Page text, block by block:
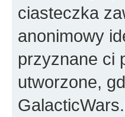
ciasteczka
anonimowy
przyznane ci
utworzone,